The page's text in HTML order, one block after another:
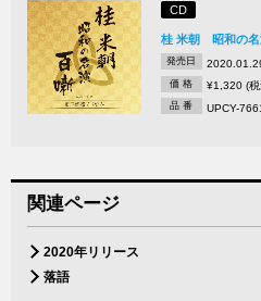
CD
桂 米朝 昭和の名
発売日
価 格 ¥1,320 (税
品 番 UPCY-
関連ページ
2020年リリース
落語